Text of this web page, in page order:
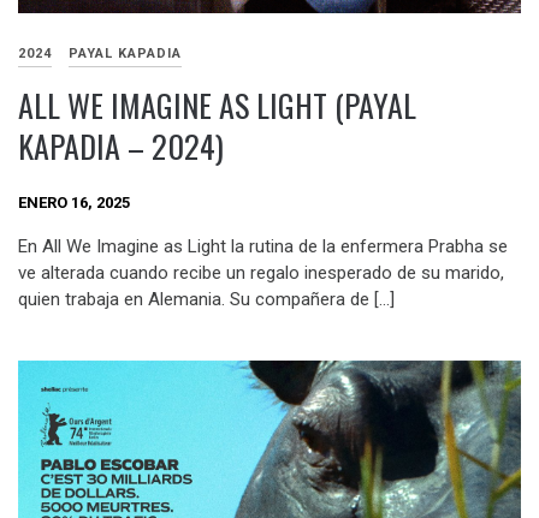
2024 PAYAL KAPADIA
ALL WE IMAGINE AS LIGHT (PAYAL
KAPADIA – 2024)
ENERO 16, 2025
En All We Imagine as Light la rutina de la enfermera Prabha se
ve alterada cuando recibe un regalo inesperado de su marido,
quien trabaja en Alemania. Su compañera de […]